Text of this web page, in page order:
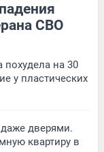
СВО
на 30
у пластических
дверями.
квартиру в